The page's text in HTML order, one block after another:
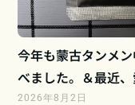
今年も蒙古タンメ
べました。＆最近
2026年8月2日